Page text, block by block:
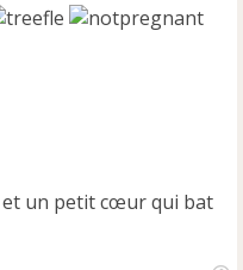
et un petit cœur qui bat